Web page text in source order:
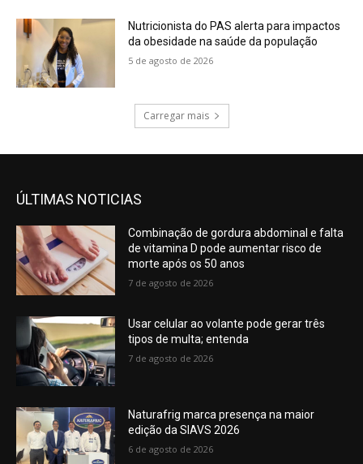
Nutricionista do PAS alerta para impactos
da obesidade na saúde da população
5 de agosto de 2026
Carregar mais
ÚLTIMAS NOTICIAS
Combinação de gordura abdominal e falta
de vitamina D pode aumentar risco de
morte após os 50 anos
7 de agosto de 2026
Usar celular ao volante pode gerar três
tipos de multa; entenda
7 de agosto de 2026
Naturafrig marca presença na maior
edição da SIAVS 2026
6 de agosto de 2026